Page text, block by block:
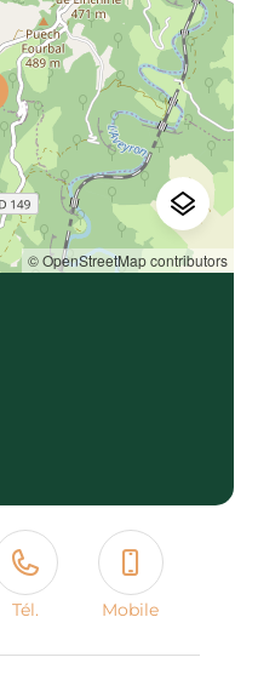
© OpenStreetMap contributors
Tél. Mobile